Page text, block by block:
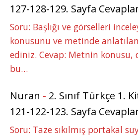
127-128-129. Sayfa
Soru: Başlığı ve görselleri
konusunu ve metinde
ediniz. Cevap: Metnin konusu,
bu…
Nuran - 2. Sınıf Türkçe 1.
121-122-123. Sayfa
Soru: Taze sıkılmış portakal